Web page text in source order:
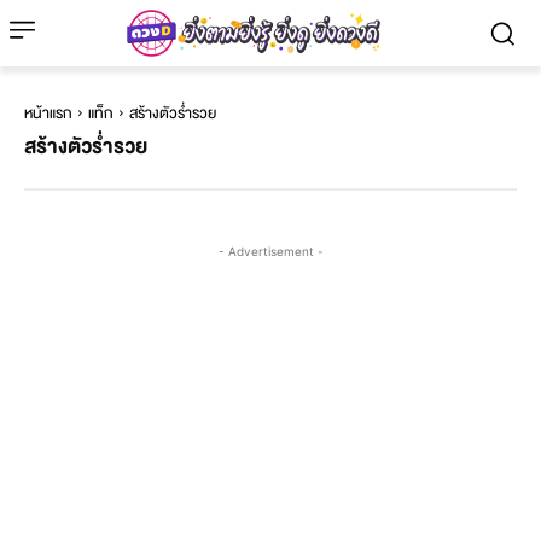
หน้าแรก แท็ก สร้างตัวร่ำรวย
สร้างตัวร่ำรวย
- Advertisement -